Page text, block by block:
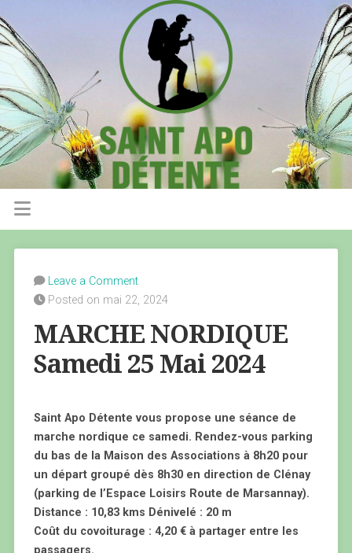
Leave a Comment
Posted on mai 22, 2024
MARCHE NORDIQUE
Samedi 25 Mai 2024
Saint Apo Détente vous propose une séance de
marche nordique ce samedi. Rendez-vous parking
du bas de la Maison des Associations à 8h20 pour
un départ groupé dès 8h30 en direction de Clénay
(parking de l’Espace Loisirs Route de Marsannay).
Distance : 10,83 kms Dénivelé : 20 m
Coût du covoiturage : 4,20 € à partager entre les
passagers.